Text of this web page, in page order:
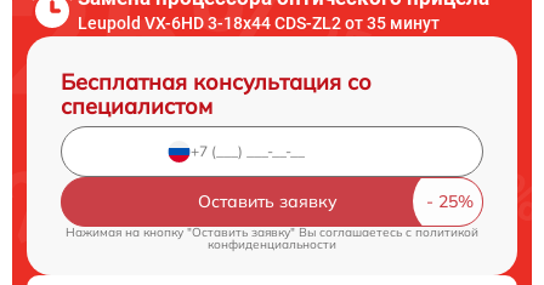
Leupold VX-6HD 3-18x44 CDS-ZL2 от 35 минут
Бесплатная консультация со
специалистом
Оставить заявку
Нажимая на кнопку "Оставить заявку" Вы соглашаетесь cполитикой
конфиденциальности